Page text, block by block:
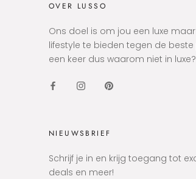
OVER LUSSO
Ons doel is om jou een luxe
lifestyle te bieden tegen de
een keer dus waarom niet in luxe?
NIEUWSBRIEF
Schrijf je in en krijg toegang tot
deals en meer!